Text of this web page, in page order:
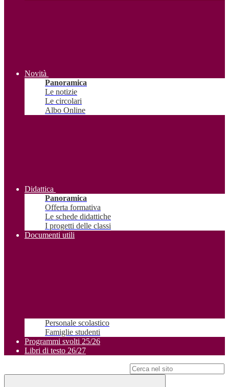
Novità
Panoramica
Le notizie
Le circolari
Albo Online
Didattica
Panoramica
Offerta formativa
Le schede didattiche
I progetti delle classi
Documenti utili
Personale scolastico
Famiglie studenti
Programmi svolti 25/26
Libri di testo 26/27